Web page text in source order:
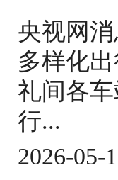
央视网
多样化
礼间各
行...
2026-05-